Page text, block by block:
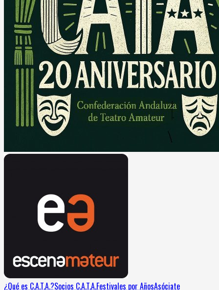
¿Qué es C.A.T.A.?Socios C.A.T.A.Festivales por AñosAsóciate